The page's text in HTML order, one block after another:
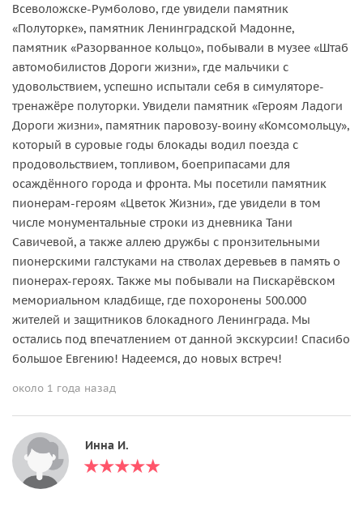
Всеволожске-Румболово, где увидели памятник
«Полуторке», памятник Ленинградской Мадонне,
памятник «Разорванное кольцо», побывали в музее «Штаб
автомобилистов Дороги жизни», где мальчики с
удовольствием, успешно испытали себя в симуляторе-
тренажёре полуторки. Увидели памятник «Героям Ладоги
Дороги жизни», памятник паровозу-воину «Комсомольцу»,
который в суровые годы блокады водил поезда с
продовольствием, топливом, боеприпасами для
осаждённого города и фронта. Мы посетили памятник
пионерам-героям «Цветок Жизни», где увидели в том
числе монументальные строки из дневника Тани
Савичевой, а также аллею дружбы с пронзительными
пионерскими галстуками на стволах деревьев в память о
пионерах-героях. Также мы побывали на Пискарёвском
мемориальном кладбище, где похоронены 500.000
жителей и защитников блокадного Ленинграда. Мы
остались под впечатлением от данной экскурсии! Спасибо
большое Евгению! Надеемся, до новых встреч!
около 1 года назад
Инна И.